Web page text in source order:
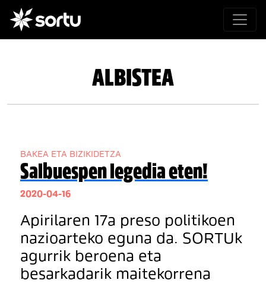
ALBISTEA
BAKEA ETA BIZIKIDETZA
Salbuespen legedia eten!
2020-04-16
Apirilaren 17a preso politikoen
nazioarteko eguna da. SORTUk
agurrik beroena eta
besarkadarik maitekorrena